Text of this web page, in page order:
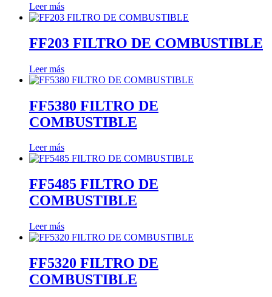
Leer más
FF203 FILTRO DE COMBUSTIBLE
Leer más
FF5380 FILTRO DE
COMBUSTIBLE
Leer más
FF5485 FILTRO DE
COMBUSTIBLE
Leer más
FF5320 FILTRO DE
COMBUSTIBLE